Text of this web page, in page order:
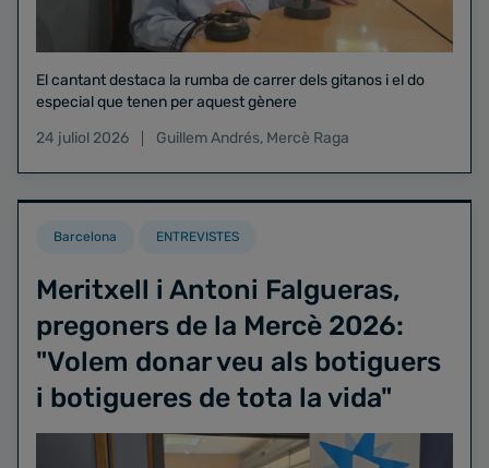
El cantant destaca la rumba de carrer dels gitanos i el do
especial que tenen per aquest gènere
24 juliol 2026
Guillem Andrés, Mercè Raga
Barcelona ENTREVISTES
Meritxell i Antoni Falgueras,
pregoners de la Mercè 2026:
"Volem donar veu als botiguers
i botigueres de tota la vida"